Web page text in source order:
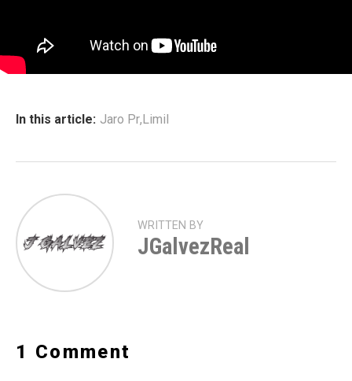
In this article: Jaro Pr,Limil
WRITTEN BY
JGalvezReal
1 Comment